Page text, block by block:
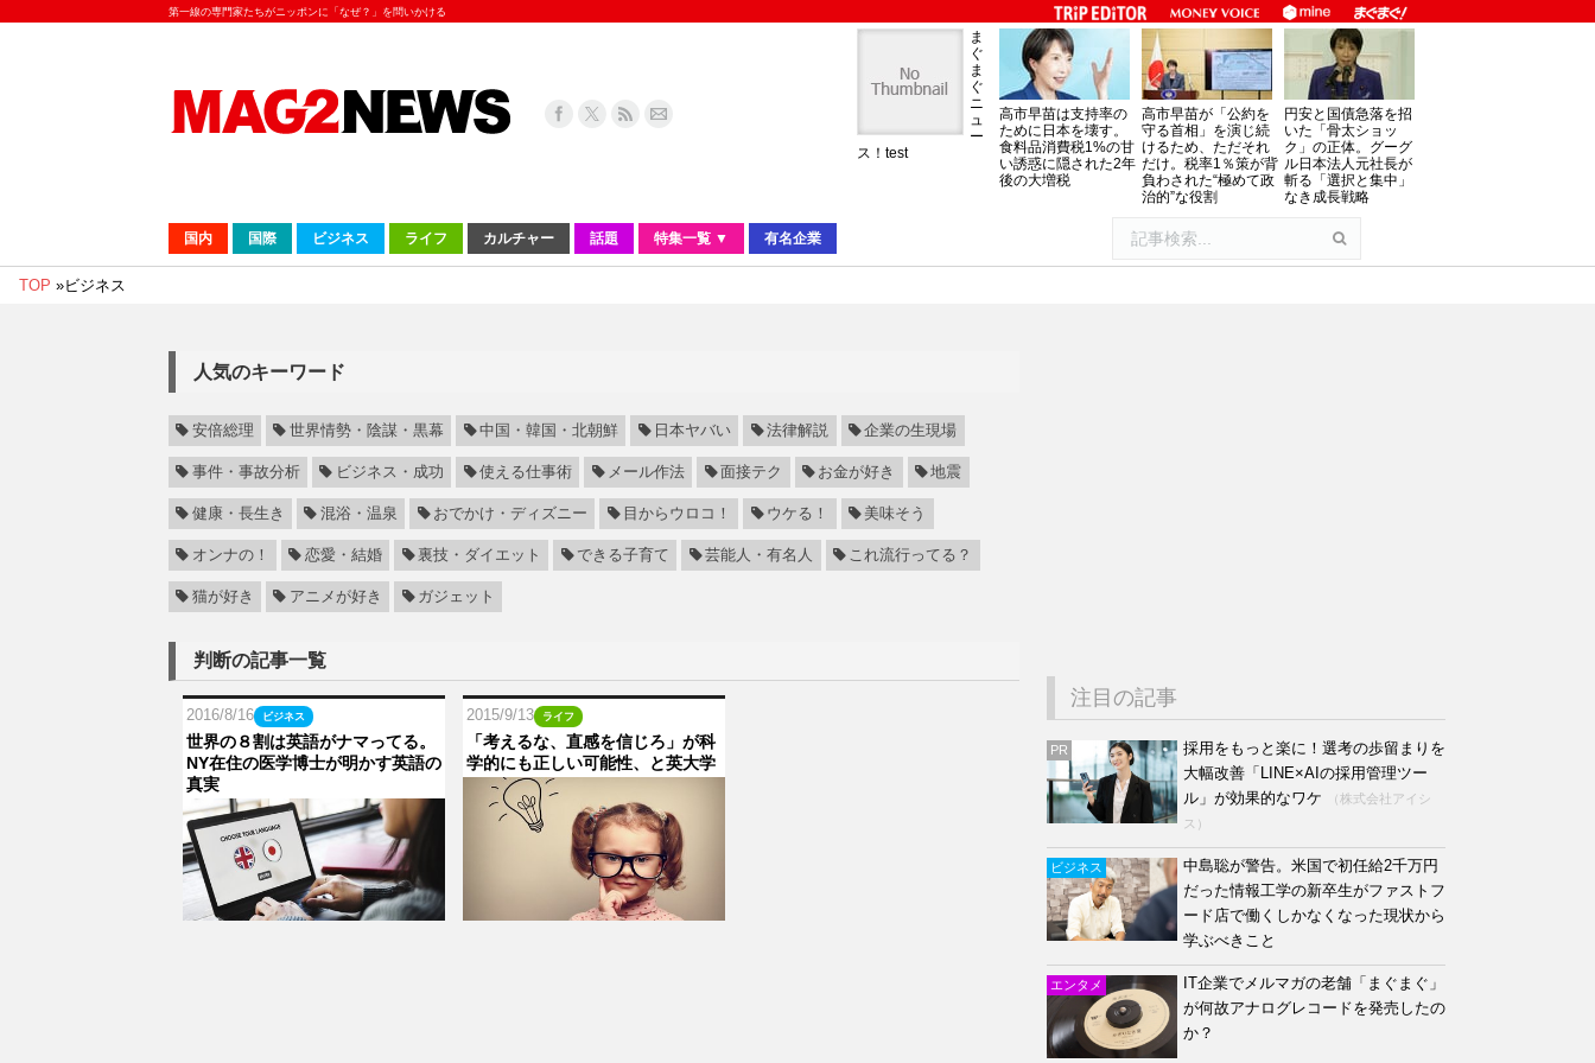
第一線の専門家たちがニッポンに「なぜ？」を問いかける
ま
ぐ
ま
ぐ
ニ
ュ
ー
ス！test
高市早苗は支持率の
ために日本を壊す。
食料品消費税1%の甘
い誘惑に隠された2年
後の大増税
高市早苗が「公約を
守る首相」を演じ続
けるため、ただそれ
だけ。税率1％策が背
負わされた“極めて政
治的”な役割
円安と国債急落を招
いた「骨太ショッ
ク」の正体。グーグ
ル日本法人元社長が
斬る「選択と集中」
なき成長戦略
国内 国際 ビジネス ライフ カルチャー 話題 特集一覧 ▼ 有名企業
TOP »ビジネス
人気のキーワード
安倍総理 世界情勢・陰謀・黒幕 中国・韓国・北朝鮮 日本ヤバい 法律解説 企業の生現場
事件・事故分析 ビジネス・成功 使える仕事術 メール作法 面接テク お金が好き 地震
健康・長生き 混浴・温泉 おでかけ・ディズニー 目からウロコ！ ウケる！ 美味そう
オンナの！ 恋愛・結婚 裏技・ダイエット できる子育て 芸能人・有名人 これ流行ってる？
猫が好き アニメが好き ガジェット
判断の記事一覧
2016/8/16 ビジネス
世界の８割は英語がナマってる。
NY在住の医学博士が明かす英語の
真実
2015/9/13 ライフ
「考えるな、直感を信じろ」が科
学的にも正しい可能性、と英大学
注目の記事
PR
採用をもっと楽に！選考の歩留まりを
大幅改善「LINE×AIの採用管理ツー
ル」が効果的なワケ
（株式会社アイシ
ス）
ビジネス
中島聡が警告。米国で初任給2千万円
だった情報工学の新卒生がファストフ
ード店で働くしかなくなった現状から
学ぶべきこと
エンタメ
IT企業でメルマガの老舗「まぐまぐ」
が何故アナログレコードを発売したの
か？